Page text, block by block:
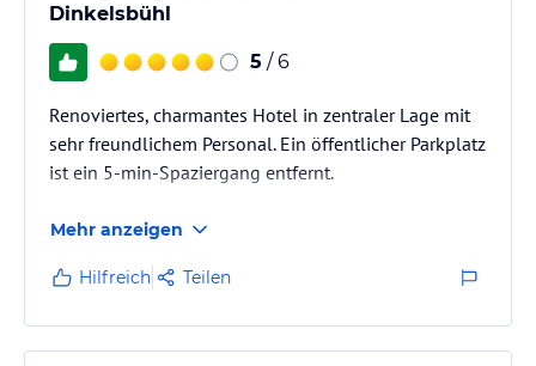
Dinkelsbühl
5 / 6
Renoviertes, charmantes Hotel in zentraler Lage mit
sehr freundlichem Personal. Ein öffentlicher Parkplatz
ist ein 5-min-Spaziergang entfernt.
Mehr anzeigen
Hilfreich Teilen